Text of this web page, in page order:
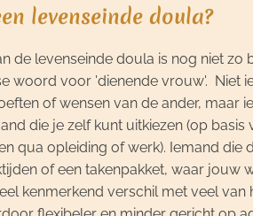
levenseinde doula?
de levenseinde doula is nog niet zo
woord voor 'dienende vrouw'. Niet
of wensen van de ander, maar
die je zelf kunt uitkiezen (op basis
qua opleiding of werk). Iemand die
of een takenpakket, waar jouw
kenmerkend verschil met veel van